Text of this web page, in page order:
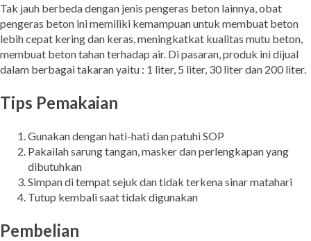
Tak jauh berbeda dengan jenis pengeras beton lainnya, obat
pengeras beton ini memiliki kemampuan untuk membuat beton
lebih cepat kering dan keras, meningkatkat kualitas mutu beton,
membuat beton tahan terhadap air. Di pasaran, produk ini dijual
dalam berbagai takaran yaitu : 1 liter, 5 liter, 30 liter dan 200 liter.
Tips Pemakaian
Gunakan dengan hati-hati dan patuhi SOP
Pakailah sarung tangan, masker dan perlengkapan yang
dibutuhkan
Simpan di tempat sejuk dan tidak terkena sinar matahari
Tutup kembali saat tidak digunakan
Pembelian